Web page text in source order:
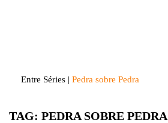
Entre Séries | Pedra sobre Pedra
TAG: PEDRA SOBRE PEDRA